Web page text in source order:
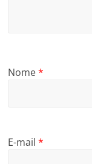
Nome*
E-mail*